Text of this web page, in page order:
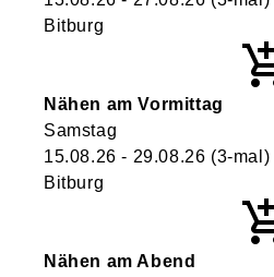
Bitburg
Nähen am Vormittag
Samstag
15.08.26 - 29.08.26 (3-mal)
Bitburg
Nähen am Abend